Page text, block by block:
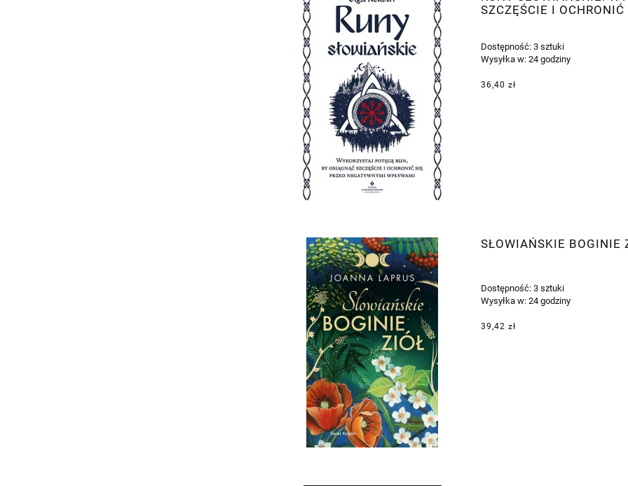
SZCZĘŚCIE I
Dostępność: 3 sztuki
Wysyłka w: 24 godziny
36,40 zł
SŁOWIAŃSKIE BOGINIE
Dostępność: 3 sztuki
Wysyłka w: 24 godziny
39,42 zł